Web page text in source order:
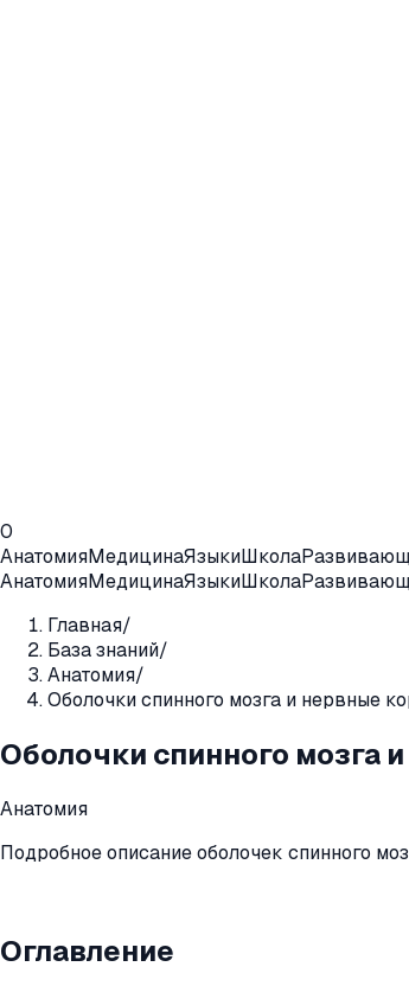
0
АнатомияМедицинаЯзыкиШкола
АнатомияМедицинаЯзыкиШкола
Главная/
База знаний/
Анатомия/
Оболочки спинного мозга и нервные
Оболочки спинного мозга
Анатомия
Подробное описание оболочек спинного
Оглавление